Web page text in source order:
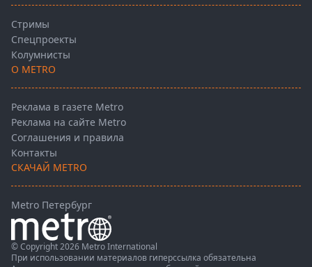
Стримы
Спецпроекты
Колумнисты
О METRO
Реклама в газете Metro
Реклама на сайте Metro
Соглашения и правила
Контакты
СКАЧАЙ METRO
Metro Петербург
© Copyright 2026 Metro International
При использовании материалов гиперссылка обязательна